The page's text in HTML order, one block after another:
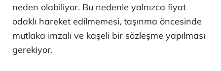
neden olabiliyor. Bu nedenle yalnızca fiyat
odaklı hareket edilmemesi, taşınma öncesinde
mutlaka imzalı ve kaşeli bir sözleşme yapılması
gerekiyor.